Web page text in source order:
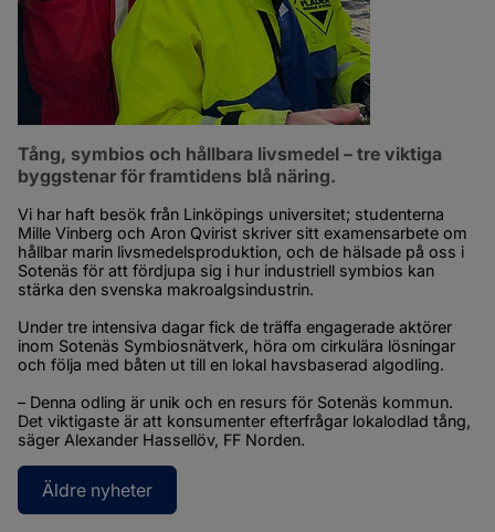
Tång, symbios och hållbara livsmedel – tre viktiga
byggstenar för framtidens blå näring.
Vi har haft besök från Linköpings universitet; studenterna
Mille Vinberg och Aron Qvirist skriver sitt examensarbete om
hållbar marin livsmedelsproduktion, och de hälsade på oss i
Sotenäs för att fördjupa sig i hur industriell symbios kan
stärka den svenska makroalgsindustrin.
Under tre intensiva dagar fick de träffa engagerade aktörer
inom Sotenäs Symbiosnätverk, höra om cirkulära lösningar
och följa med båten ut till en lokal havsbaserad algodling.
– Denna odling är unik och en resurs för Sotenäs kommun.
Det viktigaste är att konsumenter efterfrågar lokalodlad tång,
säger Alexander Hassellöv, FF Norden.
Äldre nyheter